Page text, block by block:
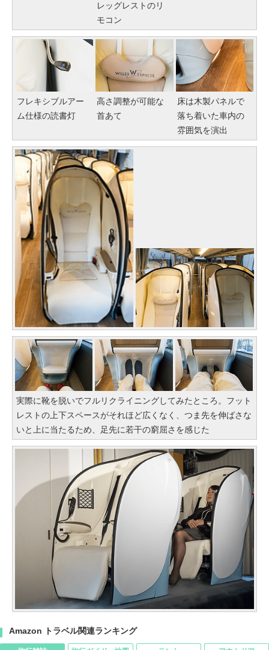
レッグレストのリ
モコン
フレキシブルアー
ム仕様の読書灯
高さ調整が可能な
首あて
床は木製パネルで
落ち着いた車内の
雰囲気を演出
実際に靴を脱いでフルリクライニングしてみたところ。フット
レストの上下スペースがそれほど広くなく、つま先を伸ばさな
いと上に当たるため、足先に若干の窮屈さを感じた
Amazon トラベル関連ランキング